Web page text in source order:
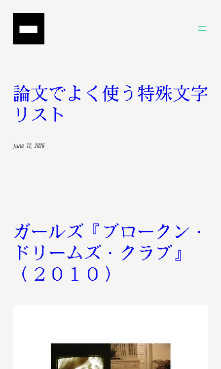
content
論文でよく使う特殊文字
リスト
June 12, 2026
ガールズ『ブロークン・
ドリームズ・クラブ』
(2010)